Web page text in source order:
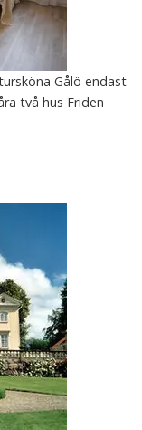
Gålö endast
två hus Friden